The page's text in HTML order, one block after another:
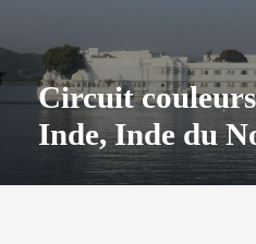
Circuit
Inde, Inde du